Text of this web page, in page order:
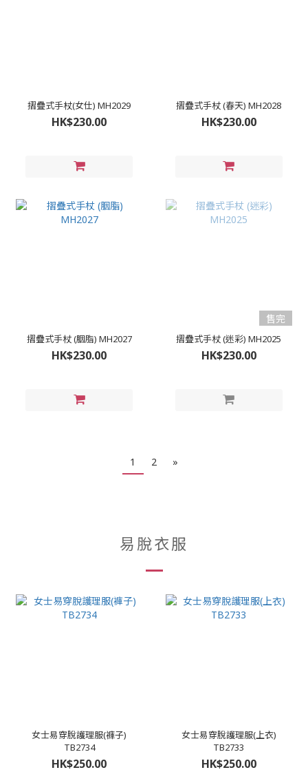
摺疊式手杖(女仕) MH2029
HK$230.00
摺疊式手杖 (春天) MH2028
HK$230.00
摺疊式手杖 (胭脂) MH2027
HK$230.00
售完
摺疊式手杖 (迷彩) MH2025
HK$230.00
1 2 »
易脫衣服
女士易穿脫護理服(褲子)
TB2734
HK$250.00
女士易穿脫護理服(上衣)
TB2733
HK$250.00